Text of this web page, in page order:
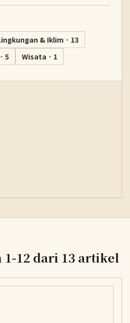
& Iklim · 13
5
Wisata · 1
12 dari 13 artikel